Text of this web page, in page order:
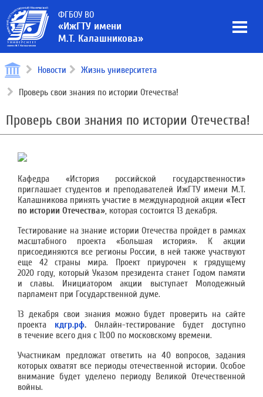
ФГБОУ ВО
«ИжГТУ имени
М.Т. Калашникова»
Новости Жизнь университета
Проверь свои знания по истории Отечества!
Проверь свои знания по истории Отечества!
Кафедра «История российской государственности»
приглашает студентов и преподавателей ИжГТУ имени М.Т.
Калашникова принять участие в международной акции «Тест
по истории Отечества», которая состоится 13 декабря.
Тестирование на знание истории Отечества пройдет в рамках
масштабного проекта «Большая история». К акции
присоединяются все регионы России, в ней также участвуют
еще 42 страны мира. Проект приурочен к грядущему
2020 году, который Указом президента станет Годом памяти
и славы. Инициатором акции выступает Молодежный
парламент при Государственной думе.
13 декабря свои знания можно будет проверить на сайте
проекта кдгр.рф.Онлайн-тестирование будет доступно
в течение всего дня с 11:00 по московскому времени.
Участникам предложат ответить на 40 вопросов, задания
которых охватят все периоды отечественной истории. Особое
внимание будет уделено периоду Великой Отечественной
войны.